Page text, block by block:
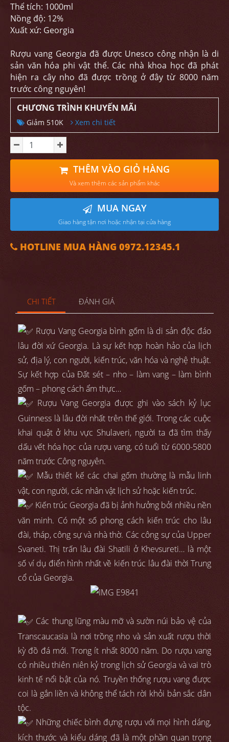
Thể tích: 1000ml
Nồng độ: 12%
Xuất xứ: Georgia
Rượu vang Georgia đã được Unesco công nhận là di
sản văn hóa phi vật thể. Các nhà khoa học đã phát
hiện ra cây nho đã được trồng ở đây từ 8000 năm
trước công nguyên!
CHƯƠNG TRÌNH KHUYẾN MÃI
Giảm 510K Xem chi tiết
THÊM VÀO GIỎ HÀNG
Và xem thêm các sản phẩm khác
MUA NGAY
Giao hàng tận nơi hoặc nhận tại cửa hàng
HOTLINE MUA HÀNG 0972.12345.1
CHI TIẾT ĐÁNH GIÁ
Rượu Vang Georgia bình gốm là di sản độc đáo
lâu đời xứ Georgia. Là sự kết hợp hoàn hảo của lịch
sử, địa lý, con người, kiến trúc, văn hóa và nghệ thuật.
Sự kết hợp của Đất sét – nho – làm vang – làm bình
gốm – phong cách ẩm thực…
Rượu Vang Georgia được ghi vào sách kỷ lục
Guinness là lâu đời nhất trên thế giới. Trong các cuộc
khai quật ở khu vực Shulaveri, người ta đã tìm thấy
dấu vết hóa học của rượu vang, có tuổi từ 6000-5800
năm trước Công nguyên.
Mẫu thiết kế các chai gốm thường là mẫu linh
vật, con người, các nhân vật lịch sử hoặc kiến trúc.
Kiến trúc Georgia đã bị ảnh hưởng bởi nhiều nền
văn minh. Có một số phong cách kiến trúc cho lâu
đài, tháp, công sự và nhà thờ. Các công sự của Upper
Svaneti. Thị trấn lâu đài Shatili ở Khevsureti… là một
số ví dụ điển hình nhất về kiến trúc lâu đài thời Trung
cổ của Georgia.
Các thung lũng màu mỡ và sườn núi bảo vệ của
Transcaucasia là nơi trồng nho và sản xuất rượu thời
kỳ đồ đá mới. Trong ít nhất 8000 năm. Do rượu vang
có nhiều thiên niên kỷ trong lịch sử Georgia và vai trò
kinh tế nổi bật của nó. Truyền thống rượu vang được
coi là gắn liền và không thể tách rời khỏi bản sắc dân
tộc.
Những chiếc bình đựng rượu với mọi hình dáng,
kích thước và kiểu dáng đã là một phần quan trọng